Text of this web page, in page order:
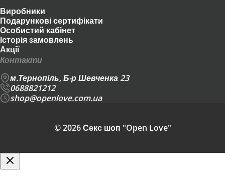
Виробники
Подарункові сертифікати
Особистий кабінет
Історія замовлень
Акції
Контакти
м.Тернопіль, Б-р Шевченка 23
0688821212
shop@openlove.com.ua
© 2026 Секс шоп "Open Love"